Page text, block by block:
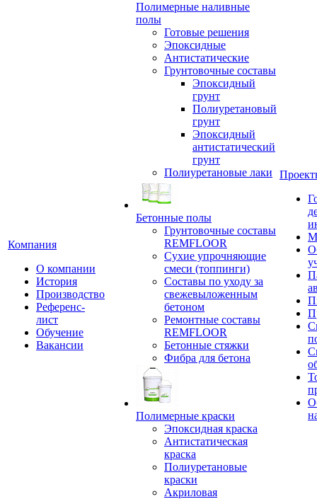
Компания
О компании
История
Производство
Референс-
лист
Обучение
Вакансии
Полимерные наливные
полы
Готовые решения
Эпоксидные
Антистатические
Грунтовочные составы
Эпоксидный
грунт
Полиуретановый
грунт
Эпоксидный
антистатический
грунт
Полиуретановые лаки
Бетонные полы
Грунтовочные составы
REMFLOOR
Сухие упрочняющие
смеси (топпинги)
Составы по уходу за
свежевыложенным
бетоном
Ремонтные составы
REMFLOOR
Бетонные стяжки
Фибра для бетона
Полимерные краски
Эпоксидная краска
Антистатическая
краска
Полиуретановые
краски
Акриловая